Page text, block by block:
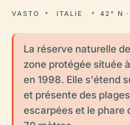
VASTO ITALIE 42° N
La réserve naturelle
zone protégée située
en 1998. Elle s'étend
et présente des
escarpées et le phare